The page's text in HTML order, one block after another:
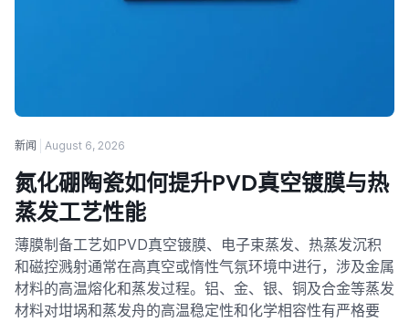
新闻 August 6, 2026
氮化硼陶瓷如何提升PVD真空镀膜与热
蒸发工艺性能
薄膜制备工艺如PVD真空镀膜、电子束蒸发、热蒸发沉积
和磁控溅射通常在高真空或惰性气氛环境中进行，涉及金属
材料的高温熔化和蒸发过程。铝、金、银、铜及合金等蒸发
材料对坩埚和蒸发舟的高温稳定性和化学相容性有严格要